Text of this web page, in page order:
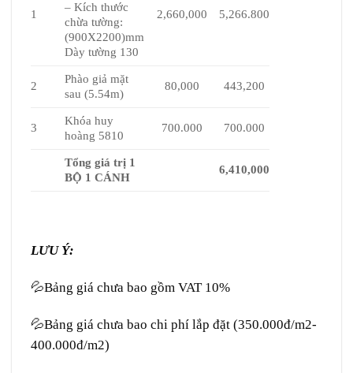
1
– Kích thước
chừa tường:
(900X2200)mm
Dày tường 130
2,660,000 5,266.800
2
Phào giả mặt
sau (5.54m)
80,000 443,200
3
Khóa huy
hoàng 5810
700.000 700.000
Tổng giá trị 1
BỘ 1 CÁNH
6,410,000
LƯU Ý:
💦Bảng giá chưa bao gồm VAT 10%
💦Bảng giá chưa bao chi phí lắp đặt (350.000đ/m2-
400.000đ/m2)